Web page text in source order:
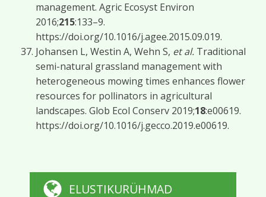
management. Agric Ecosyst Environ
2016;215:133–9.
https://doi.org/10.1016/j.agee.2015.09.019.
Johansen L, Westin A, Wehn S, et al. Traditional
semi-natural grassland management with
heterogeneous mowing times enhances flower
resources for pollinators in agricultural
landscapes. Glob Ecol Conserv 2019;18:e00619.
https://doi.org/10.1016/j.gecco.2019.e00619.
ELUSTIKURÜHMAD